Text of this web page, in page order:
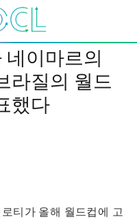
이마르의
라질의 월드
했다
티가 올해 월드컵에 고